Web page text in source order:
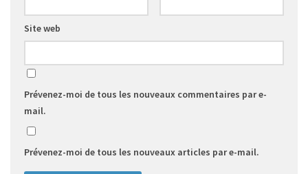
Site web
Prévenez-moi de tous les nouveaux commentaires par e-
mail.
Prévenez-moi de tous les nouveaux articles par e-mail.